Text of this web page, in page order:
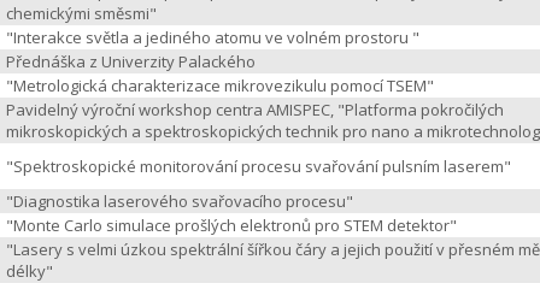
chemickými směsmi"
"Interakce světla a jediného atomu ve volném prostoru "
Přednáška z Univerzity Palackého
"Metrologická charakterizace mikrovezikulu pomocí TSEM"
Pavidelný výroční workshop centra AMISPEC, "Platforma pokročilých
mikroskopických a spektroskopických technik pro nano a
"Spektroskopické monitorování procesu svařování pulsním laserem"
"Diagnostika laserového svařovacího procesu"
"Monte Carlo simulace prošlých elektronů pro STEM detektor"
"Lasery s velmi úzkou spektrální šířkou čáry a jejich použití v přesném
délky"